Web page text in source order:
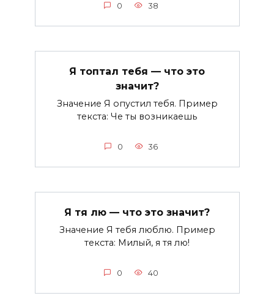
0 38
Я топтал тебя — что это
значит?
Значение Я опустил тебя. Пример
текста: Че ты возникаешь
0 36
Я тя лю — что это значит?
Значение Я тебя люблю. Пример
текста: Милый, я тя лю!
0 40